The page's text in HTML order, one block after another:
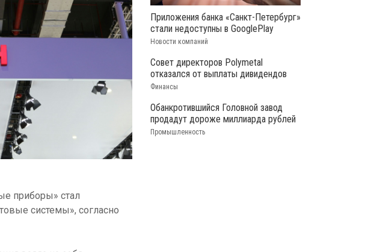
приборы» стал
системы», согласно
Приложения банка «Санкт-Петербург»
стали недоступны в GooglePlay
Новости компаний
Совет директоров Polymetal
отказался от выплаты дивидендов
Финансы
Обанкротившийся Головной завод
продадут дороже миллиарда рублей
Промышленность